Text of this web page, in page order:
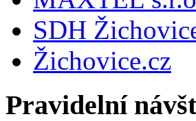
SDH
Žichovice.cz
Pravidelní